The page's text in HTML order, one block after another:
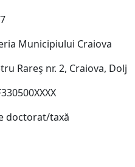
Municipiului Craiova
Rareş nr. 2, Craiova, Dolj
doctorat/taxă